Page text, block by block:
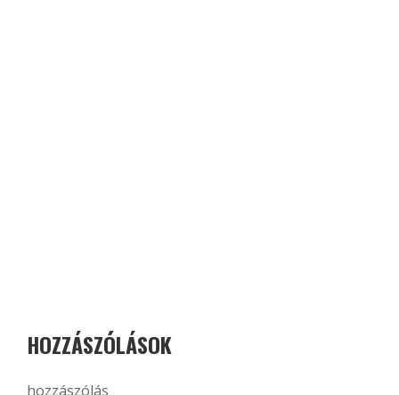
HOZZÁSZÓLÁSOK
hozzászólás